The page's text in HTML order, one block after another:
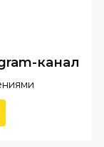
канал